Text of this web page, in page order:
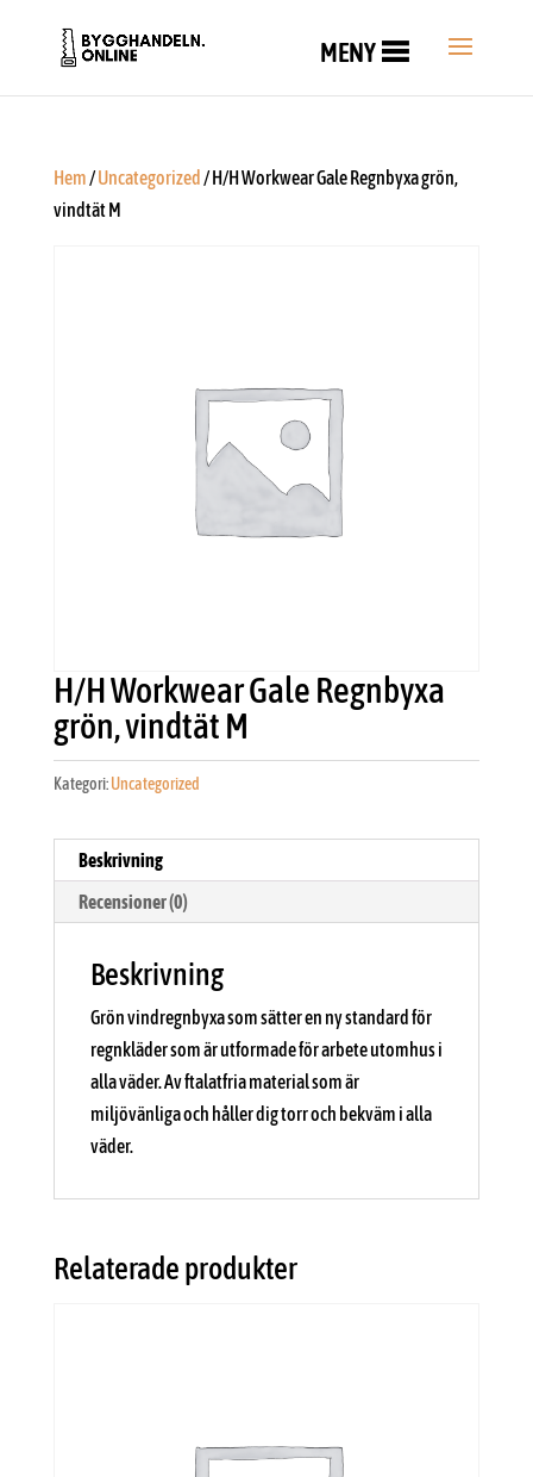
MENY
Hem/Uncategorized / H/H Workwear Gale Regnbyxa grön,
vindtät M
H/H Workwear Gale Regnbyxa
grön, vindtät M
Kategori:Uncategorized
Beskrivning
Recensioner (0)
Beskrivning
Grön vindregnbyxa som sätter en ny standard för
regnkläder som är utformade för arbete utomhus i
alla väder. Av ftalatfria material som är
miljövänliga och håller dig torr och bekväm i alla
väder.
Relaterade produkter